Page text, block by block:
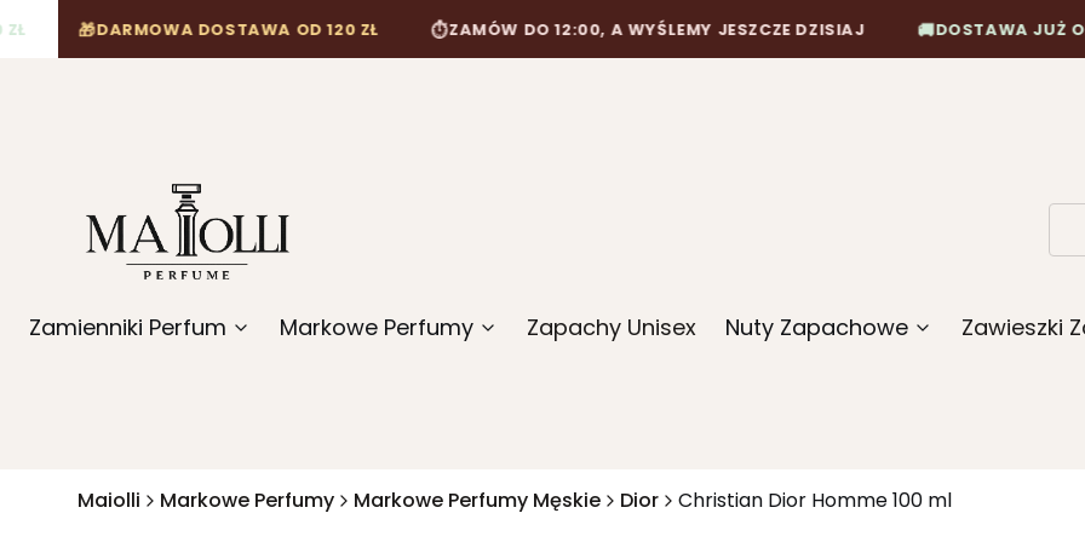
🎁DARMOWA DOSTAWA OD 120 ZŁ ⏱ZAMÓW DO 12:00, A WYŚLEMY JESZCZE DZISIAJ 🚚DOSTAWA JUŻ OD 10,90
Zamienniki Perfum Markowe Perfumy Zapachy Unisex Nuty Zapachowe Zawieszki
Maiolli Markowe Perfumy Markowe Perfumy Męskie Dior Christian Dior Homme 100 ml